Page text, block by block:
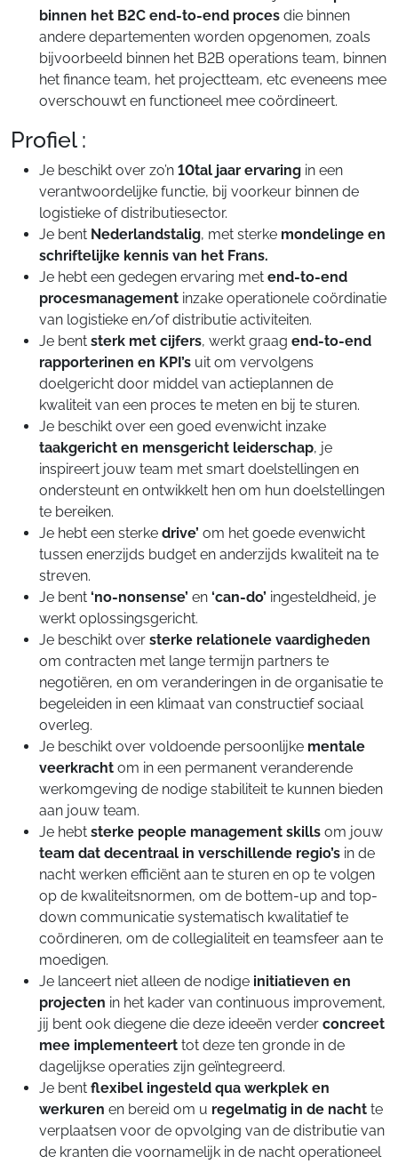
binnen het B2C end-to-end proces die binnen
andere departementen worden opgenomen, zoals
bijvoorbeeld binnen het B2B operations team, binnen
het finance team, het projectteam, etc eveneens mee
overschouwt en functioneel mee coördineert.
Profiel :
Je beschikt over zo’n 10tal jaar ervaring in een
verantwoordelijke functie, bij voorkeur binnen de
logistieke of distributiesector.
Je bent Nederlandstalig, met sterke mondelinge en
schriftelijke kennis van het Frans.
Je hebt een gedegen ervaring met end-to-end
procesmanagement inzake operationele coördinatie
van logistieke en/of distributie activiteiten.
Je bent sterk met cijfers, werkt graag end-to-end
rapporterinen en KPI’s uit om vervolgens
doelgericht door middel van actieplannen de
kwaliteit van een proces te meten en bij te sturen.
Je beschikt over een goed evenwicht inzake
taakgericht en mensgericht leiderschap, je
inspireert jouw team met smart doelstellingen en
ondersteunt en ontwikkelt hen om hun doelstellingen
te bereiken.
Je hebt een sterke drive’ om het goede evenwicht
tussen enerzijds budget en anderzijds kwaliteit na te
streven.
Je bent ‘no-nonsense’ en ‘can-do’ ingesteldheid, je
werkt oplossingsgericht.
Je beschikt over sterke relationele vaardigheden
om contracten met lange termijn partners te
negotiëren, en om veranderingen in de organisatie te
begeleiden in een klimaat van constructief sociaal
overleg.
Je beschikt over voldoende persoonlijke mentale
veerkracht om in een permanent veranderende
werkomgeving de nodige stabiliteit te kunnen bieden
aan jouw team.
Je hebt sterke people management skills om jouw
team dat decentraal in verschillende regio’s in de
nacht werken efficiënt aan te sturen en op te volgen
op de kwaliteitsnormen, om de bottem-up and top-
down communicatie systematisch kwalitatief te
coördineren, om de collegialiteit en teamsfeer aan te
moedigen.
Je lanceert niet alleen de nodige initiatieven en
projecten in het kader van continuous improvement,
jij bent ook diegene die deze ideeën verder concreet
mee implementeert tot deze ten gronde in de
dagelijkse operaties zijn geïntegreerd.
Je bent flexibel ingesteld qua werkplek en
werkuren en bereid om u regelmatig in de nacht te
verplaatsen voor de opvolging van de distributie van
de kranten die voornamelijk in de nacht operationeel